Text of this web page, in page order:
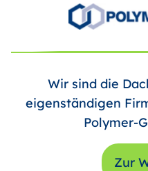
Wir sind die
eigenständigen
Polymer-
Zur